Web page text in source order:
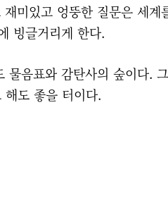
미있고 엉뚱한 질문은 세계
빙글거리게 한다.
음표와 감탄사의 숲이다.
도 좋을 터이다.